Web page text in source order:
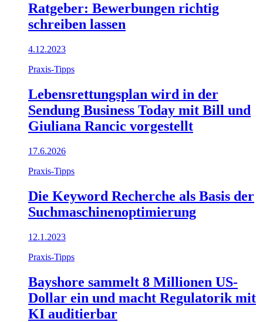
Ratgeber: Bewerbungen richtig
schreiben lassen
4.12.2023
Praxis-Tipps
Lebensrettungsplan wird in der
Sendung Business Today mit Bill und
Giuliana Rancic vorgestellt
17.6.2026
Praxis-Tipps
Die Keyword Recherche als Basis der
Suchmaschinenoptimierung
12.1.2023
Praxis-Tipps
Bayshore sammelt 8 Millionen US-
Dollar ein und macht Regulatorik mit
KI auditierbar